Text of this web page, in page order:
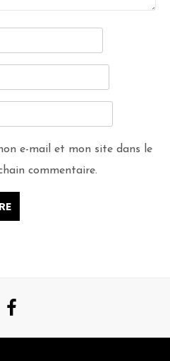
e-mail et mon site dans le
commentaire.